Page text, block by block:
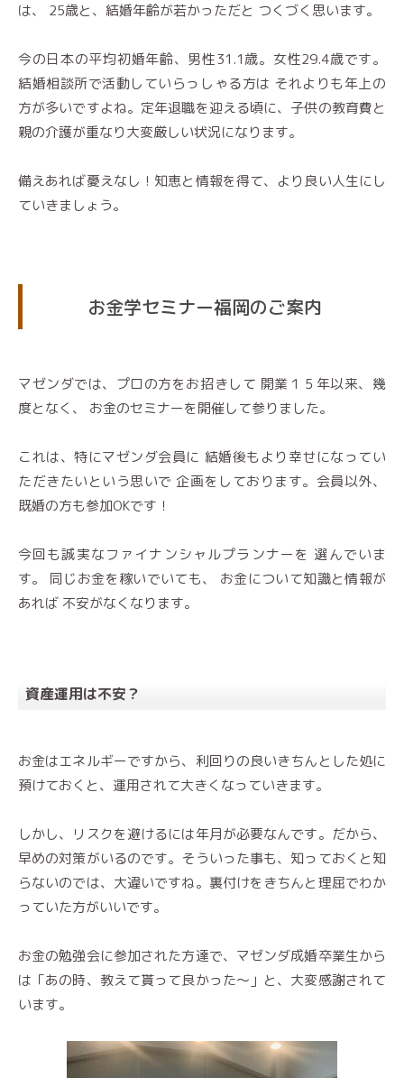
は、 25歳と、結婚年齢が若かっただと つくづく思います。
今の日本の平均初婚年齢、男性31.1歳。女性29.4歳です。
結婚相談所で活動していらっしゃる方は それよりも年上の
方が多いですよね。定年退職を迎える頃に、子供の教育費と
親の介護が重なり大変厳しい状況になります。
備えあれば憂えなし！知恵と情報を得て、より良い人生にし
ていきましょう。
お金学セミナー福岡のご案内
マゼンダでは、プロの方をお招きして 開業１５年以来、幾
度となく、 お金のセミナーを開催して参りました。
これは、特にマゼンダ会員に 結婚後もより幸せになってい
ただきたいという思いで 企画をしております。会員以外、
既婚の方も参加OKです！
今回も誠実なファイナンシャルプランナーを 選んでいま
す。 同じお金を稼いでいても、 お金について知識と情報が
あれば 不安がなくなります。
資産運用は不安？
お金はエネルギーですから、利回りの良いきちんとした処に
預けておくと、運用されて大きくなっていきます。
しかし、リスクを避けるには年月が必要なんです。だから、
早めの対策がいるのです。そういった事も、知っておくと知
らないのでは、大違いですね。裏付けをきちんと理屈でわか
っていた方がいいです。
お金の勉強会に参加された方達で、マゼンダ成婚卒業生から
は「あの時、教えて貰って良かった〜」と、大変感謝されて
います。